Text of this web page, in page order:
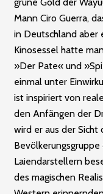
Mann Ciro Guerra,
in Deutschland aber
Kinosessel hatte
»Der Pate« und
einmal unter
ist inspiriert von
den Anfängen der
wird er aus der Sicht
Laiendarstellern
des magischen